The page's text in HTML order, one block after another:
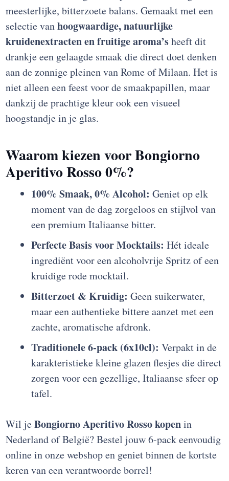
meesterlijke, bitterzoete balans. Gemaakt met een
selectie vanhoogwaardige, natuurlijke
kruidenextracten en fruitige aroma’sheeft dit
drankje een gelaagde smaak die direct doet denken
aan de zonnige pleinen van Rome of Milaan. Het is
niet alleen een feest voor de smaakpapillen, maar
dankzij de prachtige kleur ook een visueel
hoogstandje in je glas.
Waarom kiezen voor Bongiorno
Aperitivo Rosso 0%?
100% Smaak, 0% Alcohol: Geniet op elk
moment van de dag zorgeloos en stijlvol van
een premium Italiaanse bitter.
Perfecte Basis voor Mocktails: Hét ideale
ingrediënt voor een alcoholvrije Spritz of een
kruidige rode mocktail.
Bitterzoet & Kruidig: Geen suikerwater,
maar een authentieke bittere aanzet met een
zachte, aromatische afdronk.
Traditionele 6-pack (6x10cl): Verpakt in de
karakteristieke kleine glazen flesjes die direct
zorgen voor een gezellige, Italiaanse sfeer op
tafel.
Wil jeBongiorno Aperitivo Rosso kopenin
Nederland of België? Bestel jouw 6-pack eenvoudig
online in onze webshop en geniet binnen de kortste
keren van een verantwoorde borrel!